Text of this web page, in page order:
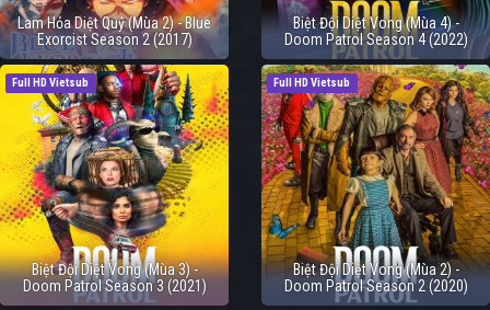
Lam Hỏa Diệt Quỷ (Mùa 2) - Blue
Exorcist Season 2 (2017)
Biệt Đội Diệt Vong (Mùa 4) -
Doom Patrol Season 4 (2022)
Full HD Vietsub
Biệt Đội Diệt Vong (Mùa 3) -
Doom Patrol Season 3 (2021)
Full HD Vietsub
Biệt Đội Diệt Vong (Mùa 2) -
Doom Patrol Season 2 (2020)